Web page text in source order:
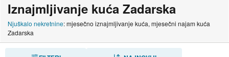
Iznajmljivanje kuća Zadarska
Njuškalo nekretnine: mjesečno iznajmljivanje kuća, mjesečni najam kuća
Zadarska